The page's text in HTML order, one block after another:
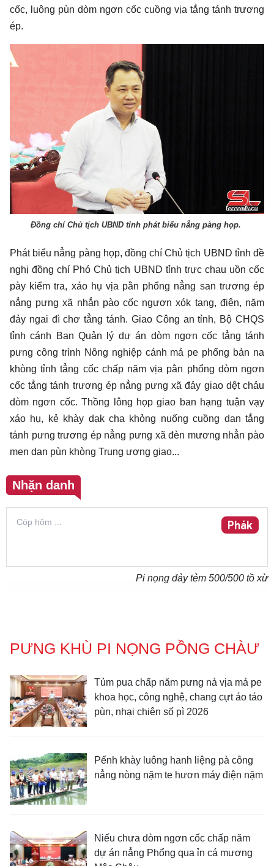
cốc, luông pùn dòm ngơn cốc cuồng vịa tẳng tánh trương
ép.
Đồng chí Chủ tịch UBND tỉnh phát biểu nẳng pàng họp.
Phát biểu nẳng pàng họp, đồng chí Chủ tịch UBND tỉnh đề
nghị đồng chí Phó Chủ tịch UBND tỉnh trực chau uồn cốc
pày kiểm tra, xáo hụ vịa pằn phổng nẳng san trương ép
nẳng pưng xã nhẳn pào cốc ngươn xók tang, điện, nặm
đảy ngai đì chơ tẳng tánh. Giao Công an tỉnh, Bộ CHQS
tỉnh cánh Ban Quản lý dự án dòm ngơn cốc tẳng tánh
pưng công trình Nông nghiệp cánh mả pe phổng bản na
khòng tỉnh tẳng cốc chấp năm vịa pằn phổng dòm ngơn
cốc tẳng tánh trương ép nẳng pưng xã đảy giao dệt chảu
dòm ngơn cốc. Thồng lông họp giao ban hạng tuận vạy
xáo hụ, kẻ khày dạk cha khỏng nuống cuồng dan tẳng
tánh pưng trương ép nẳng pưng xã đèn mương nhẳn pào
men dan pùn khòng Trung ương giao...
Nhặn danh
Phák
Pi nọng đảy tẻm 500/500 tồ xừ
PƯNG KHÙ PI NỌNG PỒNG CHÀƯ
Tủm pua chấp năm pưng nả vịa mả pe
khoa học, công nghệ, chang cựt áo táo
pùn, nhại chiên số pì 2026
Pếnh khày luông hanh liệng pà công
nẳng nòng nặm te hươn máy điện nặm
Niếu chưa dòm ngơn cốc chấp năm
dự án nẳng Phổng qua ỉn cá mương